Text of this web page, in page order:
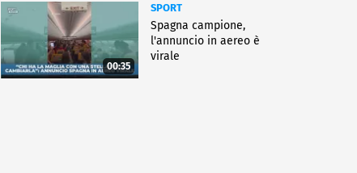
00:35
SPORT
Spagna campione,
l'annuncio in aereo è
virale